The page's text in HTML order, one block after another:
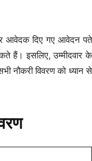
आवेदक दिए गए आवेदन पते
हैं। इसलिए, उम्मीदवार के
नौकरी विवरण को ध्यान से